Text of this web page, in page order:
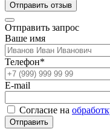
Отправить отзыв
Отправить запрос
Ваше имя
Телефон*
E-mail
Согласие на
Отправить